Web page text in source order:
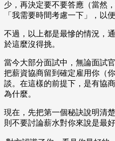
少，再決定要不要答應（當然
「我需要時間考慮一下」，以
不過，以上都是最慘的情況，
於這麼沒得挑。
當今大部分面試中，無論面試
把薪資協商留到確定雇用你（
談。在這樣的前提下，是有協
為什麼。
現在，先把第一個秘訣說明清
則不要討論薪水對你來說是最好